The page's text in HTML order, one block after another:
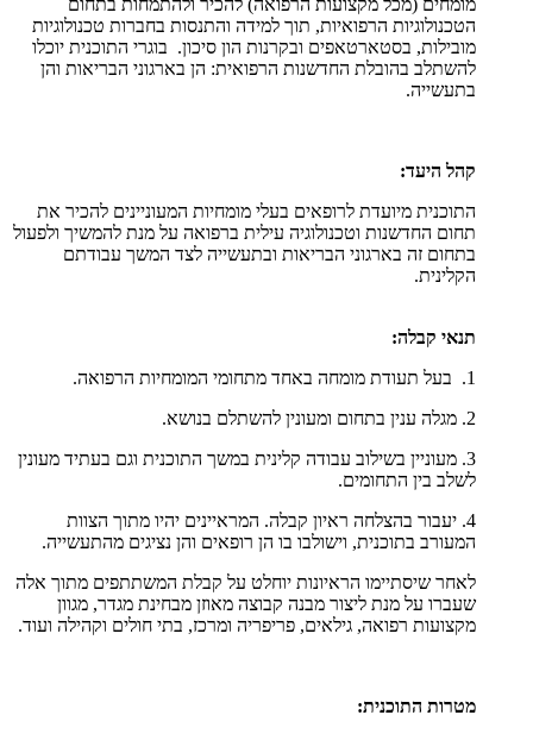
הטכנולוגיות הרפואיות, תוך למידה והתנסות בחברות טכנולוגיות
מובילות, בסטארטאפים ובקרנות הון סיכון. בוגרי התוכנית יוכלו
להשתלב בהובלת החדשנות הרפואית: הן בארגוני הבריאות והן
בתעשייה.
קהל היעד:
התוכנית מיועדת לרופאים בעלי מומחיות המעוניינים להכיר את
תחום החדשנות וטכנולוגיה עילית ברפואה על מנת להמשיך ולפעול
בתחום זה בארגוני הבריאות ובתעשייה לצד המשך עבודתם
הקלינית.
תנאי קבלה:
1. בעל תעודת מומחה באחד מתחומי המומחיות הרפואה.
2. מגלה ענין בתחום ומעונין להשתלם בנושא.
3. מעוניין בשילוב עבודה קלינית במשך התוכנית וגם בעתיד מעונין
לשלב בין התחומים.
4. יעבור בהצלחה ראיון קבלה. המראיינים יהיו מתוך הצוות
המעורב בתוכנית, וישולבו בו הן רופאים והן נציגים מהתעשייה.
לאחר שיסתיימו הראיונות יוחלט על קבלת המשתתפים מתוך אלה
שעברו על מנת ליצור מבנה קבוצה מאוזן מבחינת מגדר, מגוון
מקצועות רפואה, גילאים, פריפריה ומרכז, בתי חולים וקהילה ועוד.
מטרות התוכנית: